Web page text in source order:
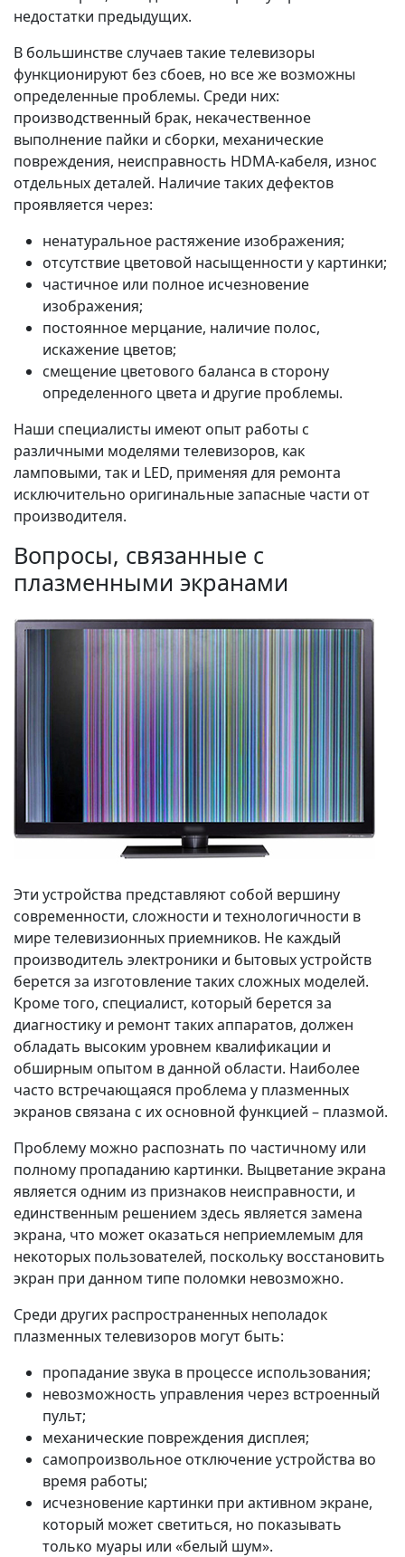
недостатки предыдущих.
В большинстве случаев такие телевизоры
функционируют без сбоев, но все же возможны
определенные проблемы. Среди них:
производственный брак, некачественное
выполнение пайки и сборки, механические
повреждения, неисправность HDMA-кабеля, износ
отдельных деталей. Наличие таких дефектов
проявляется через:
ненатуральное растяжение изображения;
отсутствие цветовой насыщенности у картинки;
частичное или полное исчезновение
изображения;
постоянное мерцание, наличие полос,
искажение цветов;
смещение цветового баланса в сторону
определенного цвета и другие проблемы.
Наши специалисты имеют опыт работы с
различными моделями телевизоров, как
ламповыми, так и LED, применяя для ремонта
исключительно оригинальные запасные части от
производителя.
Вопросы, связанные с
плазменными экранами
Эти устройства представляют собой вершину
современности, сложности и технологичности в
мире телевизионных приемников. Не каждый
производитель электроники и бытовых устройств
берется за изготовление таких сложных моделей.
Кроме того, специалист, который берется за
диагностику и ремонт таких аппаратов, должен
обладать высоким уровнем квалификации и
обширным опытом в данной области. Наиболее
часто встречающаяся проблема у плазменных
экранов связана с их основной функцией – плазмой.
Проблему можно распознать по частичному или
полному пропаданию картинки. Выцветание экрана
является одним из признаков неисправности, и
единственным решением здесь является замена
экрана, что может оказаться неприемлемым для
некоторых пользователей, поскольку восстановить
экран при данном типе поломки невозможно.
Среди других распространенных неполадок
плазменных телевизоров могут быть:
пропадание звука в процессе использования;
невозможность управления через встроенный
пульт;
механические повреждения дисплея;
самопроизвольное отключение устройства во
время работы;
исчезновение картинки при активном экране,
который может светиться, но показывать
только муары или «белый шум».